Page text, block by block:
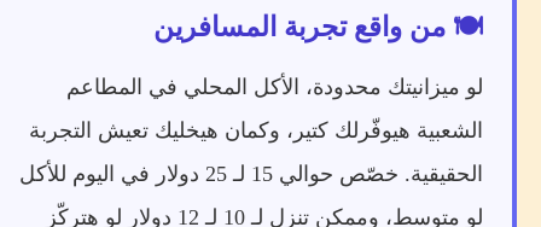
🍽️ من واقع تجربة المسافرين
لو ميزانيتك محدودة، الأكل المحلي في المطاعم
الشعبية هيوفّرلك كتير، وكمان هيخليك تعيش التجربة
الحقيقية. خصّص حوالي 15 لـ 25 دولار في اليوم للأكل
لو متوسط، وممكن تنزل لـ 10 لـ 12 دولار لو هتركّز